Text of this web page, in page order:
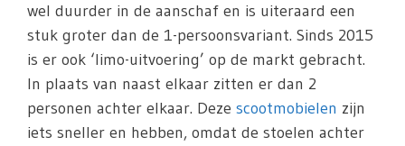
wel duurder in de aanschaf en is uiteraard een
stuk groter dan de 1-persoonsvariant. Sinds 2015
is er ook ‘limo-uitvoering’ op de markt gebracht.
In plaats van naast elkaar zitten er dan 2
personen achter elkaar. Deze scootmobielen zijn
iets sneller en hebben, omdat de stoelen achter